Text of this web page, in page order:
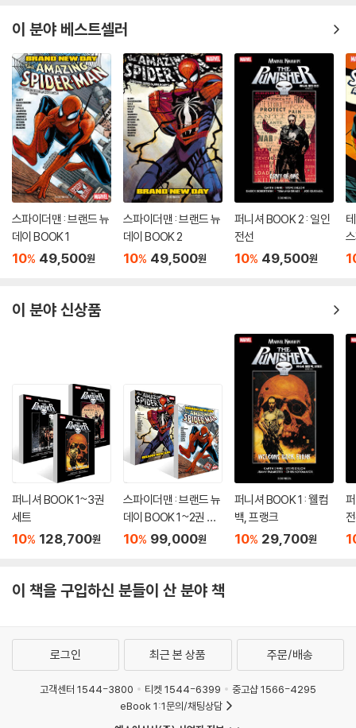
이 분야 베스트셀러
스파이더맨 : 브랜드 뉴
데이 BOOK 1
10% 49,500원
스파이더맨 : 브랜드 뉴
데이 BOOK 2
10% 49,500원
퍼니셔 BOOK 2 : 일인
전선
10% 49,500원
이 분야 신상품
퍼니셔 BOOK 1~3권
세트
10% 128,700원
스파이더맨 : 브랜드 뉴
데이 BOOK 1~2권 세
트
10% 99,000원
퍼니셔 BOOK 1 : 웰컴
백, 프랭크
10% 29,700원
이 책을 구입하신 분들이 산 분야 책
로그인 최근 본 상품 주문/배송
고객센터 1544-3800 티켓 1544-6399
중고샵 1566-4295
eBook 1:1문의/채팅상담